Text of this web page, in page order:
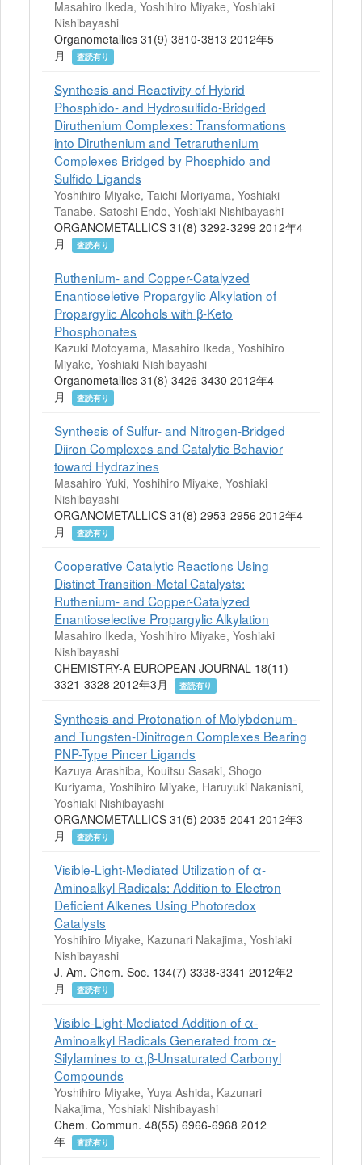
Masahiro Ikeda, Yoshihiro Miyake, Yoshiaki
Nishibayashi
Organometallics 31(9) 3810-3813 2012年5
月
査読有り
Synthesis and Reactivity of Hybrid
Phosphido- and Hydrosulfido-Bridged
Diruthenium Complexes: Transformations
into Diruthenium and Tetraruthenium
Complexes Bridged by Phosphido and
Sulfido Ligands
Yoshihiro Miyake, Taichi Moriyama, Yoshiaki
Tanabe, Satoshi Endo, Yoshiaki Nishibayashi
ORGANOMETALLICS 31(8) 3292-3299 2012年4
月
査読有り
Ruthenium- and Copper-Catalyzed
Enantioseletive Propargylic Alkylation of
Propargylic Alcohols with β-Keto
Phosphonates
Kazuki Motoyama, Masahiro Ikeda, Yoshihiro
Miyake, Yoshiaki Nishibayashi
Organometallics 31(8) 3426-3430 2012年4
月
査読有り
Synthesis of Sulfur- and Nitrogen-Bridged
Diiron Complexes and Catalytic Behavior
toward Hydrazines
Masahiro Yuki, Yoshihiro Miyake, Yoshiaki
Nishibayashi
ORGANOMETALLICS 31(8) 2953-2956 2012年4
月
査読有り
Cooperative Catalytic Reactions Using
Distinct Transition-Metal Catalysts:
Ruthenium- and Copper-Catalyzed
Enantioselective Propargylic Alkylation
Masahiro Ikeda, Yoshihiro Miyake, Yoshiaki
Nishibayashi
CHEMISTRY-A EUROPEAN JOURNAL 18(11)
3321-3328 2012年3月
査読有り
Synthesis and Protonation of Molybdenum-
and Tungsten-Dinitrogen Complexes Bearing
PNP-Type Pincer Ligands
Kazuya Arashiba, Kouitsu Sasaki, Shogo
Kuriyama, Yoshihiro Miyake, Haruyuki Nakanishi,
Yoshiaki Nishibayashi
ORGANOMETALLICS 31(5) 2035-2041 2012年3
月
査読有り
Visible-Light-Mediated Utilization of α-
Aminoalkyl Radicals: Addition to Electron
Deficient Alkenes Using Photoredox
Catalysts
Yoshihiro Miyake, Kazunari Nakajima, Yoshiaki
Nishibayashi
J. Am. Chem. Soc. 134(7) 3338-3341 2012年2
月
査読有り
Visible-Light-Mediated Addition of α-
Aminoalkyl Radicals Generated from α-
Silylamines to α,β-Unsaturated Carbonyl
Compounds
Yoshihiro Miyake, Yuya Ashida, Kazunari
Nakajima, Yoshiaki Nishibayashi
Chem. Commun. 48(55) 6966-6968 2012
年
査読有り